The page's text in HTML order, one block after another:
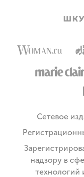
Сетевое
надзору в
технологий